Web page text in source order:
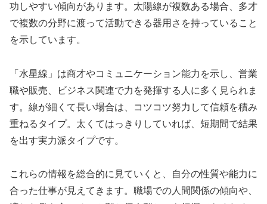
功しやすい傾向があります。太陽線が複数ある場合、多才
で複数の分野に渡って活動できる器用さを持っていること
を示しています。
「水星線」は商才やコミュニケーション能力を示し、営業
職や販売、ビジネス関連で力を発揮する人に多く見られま
す。線が細くて長い場合は、コツコツ努力して信頼を積み
重ねるタイプ。太くてはっきりしていれば、短期間で結果
を出す実力派タイプです。
これらの情報を総合的に見ていくと、自分の性質や能力に
合った仕事が見えてきます。職場での人間関係の傾向や、